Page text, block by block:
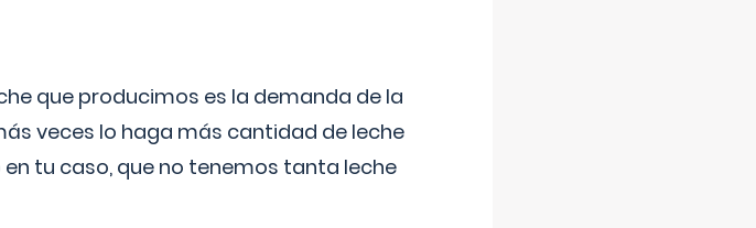
que producimos es la demanda de la
veces lo haga más cantidad de leche
tu caso, que no tenemos tanta leche